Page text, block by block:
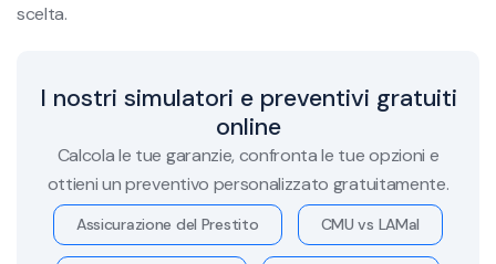
scelta.
I nostri simulatori e preventivi gratuiti
online
Calcola le tue garanzie, confronta le tue opzioni e
ottieni un preventivo personalizzato gratuitamente.
Assicurazione del Prestito CMU vs LAMal